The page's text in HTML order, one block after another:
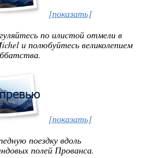
[показать]
по илистой отмели в
и полюбуйтесь великолепием
[показать]
поездку вдоль
полей Прованса.